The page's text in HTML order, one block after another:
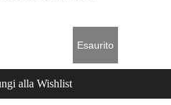
Esaurito
alla Wishlist